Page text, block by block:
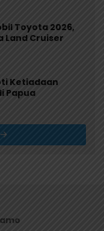
Toyota 2026,
Land Cruiser
Ketiadaan
Papua